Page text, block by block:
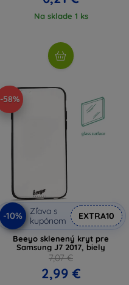
Na sklade 1 ks
-58%
-10%
Zľava s
kupónom
EXTRA10
Beeyo sklenený kryt pre
Samsung J7 2017, biely
7,07 €
2,99 €